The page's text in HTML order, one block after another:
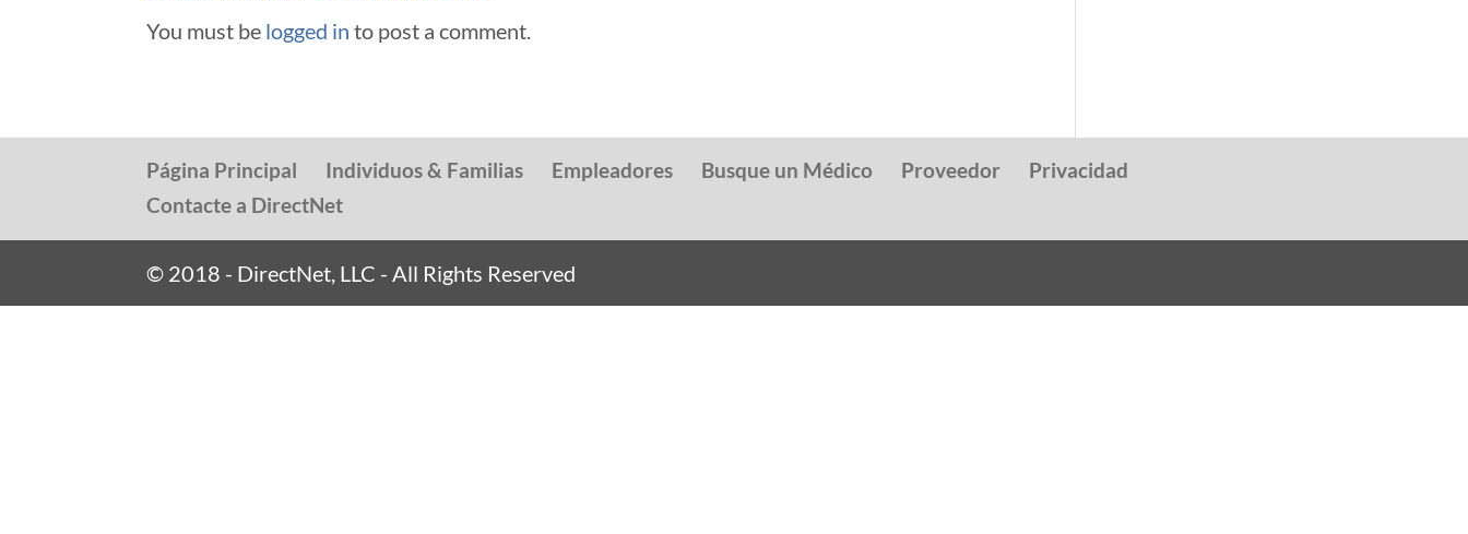
You must be logged in to post a comment.
Página Principal Individuos & Familias Empleadores Busque un Médico Proveedor
Privacidad
Contacte a DirectNet
© 2018 - DirectNet, LLC - All Rights Reserved